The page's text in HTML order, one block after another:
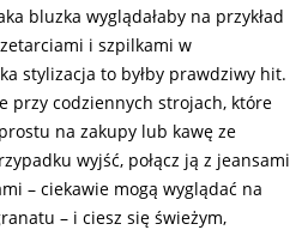
bluzka wyglądałaby na przykład
i szpilkami w
stylizacja to byłby prawdziwy hit.
przy codziennych strojach, które
na zakupy lub kawę ze
wyjść, połącz ją z jeansami
– ciekawie mogą wyglądać na
– i ciesz się świeżym,